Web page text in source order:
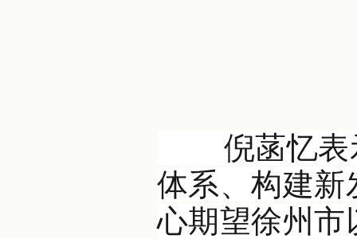
倪菡忆表示
体系、构建新
心期望徐州市